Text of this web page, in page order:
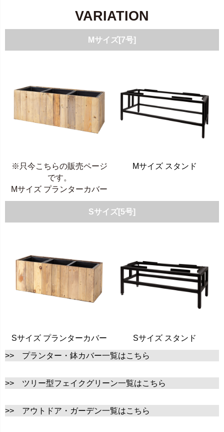
VARIATION
Mサイズ[7号]
※只今こちらの販売ページ
です。
Mサイズ プランターカバー
Mサイズ スタンド
Sサイズ[5号]
Sサイズ プランターカバー Sサイズ スタンド
>> プランター・鉢カバー一覧はこちら
>> ツリー型フェイクグリーン一覧はこちら
>> アウトドア・ガーデン一覧はこちら